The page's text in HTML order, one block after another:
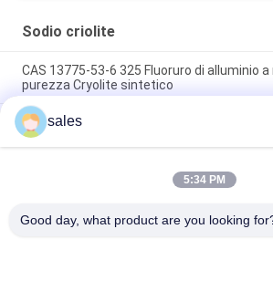
Sodio criolite
CAS 13775-53-6 325 Fluoruro di alluminio a
purezza Cryolite sintetico
Oltre il grado 1000 di industriale di Mesh
13775-53-6
Peso molecolare 209,94 Cryolite di sodio
insolubile in acqua Ideale per i processi di
sales
5:34 PM
Good day, what product are you looking